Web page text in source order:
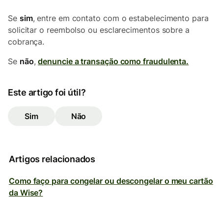
Se sim, entre em contato com o estabelecimento para
solicitar o reembolso ou esclarecimentos sobre a
cobrança.
Se não,denuncie a transação como fraudulenta.
Este artigo foi útil?
Sim Não
Artigos relacionados
Como faço para congelar ou descongelar o meu cartão
da Wise?